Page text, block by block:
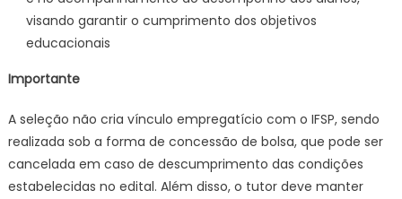
visando garantir o cumprimento dos objetivos
educacionais
Importante
A seleção não cria vínculo empregatício com o IFSP, sendo
realizada sob a forma de concessão de bolsa, que pode ser
cancelada em caso de descumprimento das condições
estabelecidas no edital. Além disso, o tutor deve manter